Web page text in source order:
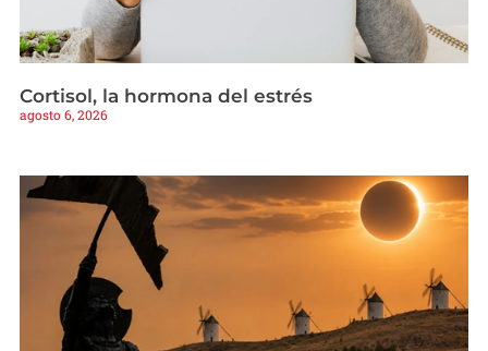
Cortisol, la hormona del estrés
agosto 6, 2026